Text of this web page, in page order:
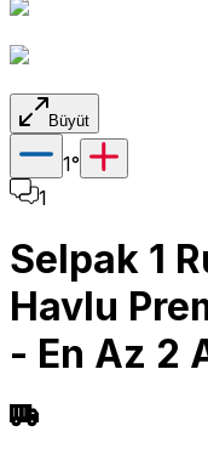
Büyüt
1°
1
Selpak 1
Havlu
- En Az 2